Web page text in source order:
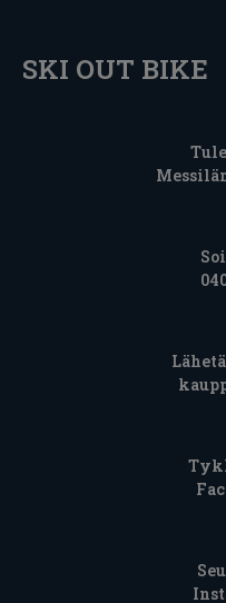
SKI OUT BIKE